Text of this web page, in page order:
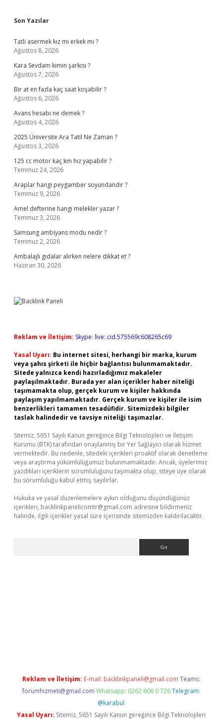
Sidebar
Son Yazılar
Tatli asermek kız mı erkek mi ?
Ağustos 8, 2026
Kara Sevdam kimin şarkısı ?
Ağustos 7, 2026
Bir at en fazla kaç saat koşabilir ?
Ağustos 6, 2026
Avans hesabı ne demek ?
Ağustos 4, 2026
2025 Üniversite Ara Tatil Ne Zaman ?
Ağustos 3, 2026
125 cc motor kaç km hız yapabilir ?
Temmuz 24, 2026
Araplar hangi peygamber soyundandır ?
Temmuz 9, 2026
Amel defterine hangi melekler yazar ?
Temmuz 3, 2026
Samsung ambiyans modu nedir ?
Temmuz 2, 2026
Ambalajlı gıdalar alırken nelere dikkat et ?
Haziran 30, 2026
Reklam ve İletişim: Skype: live:.cid.575569c608265c69
Yasal Uyarı: Bu internet sitesi, herhangi bir marka, kurum
veya şahıs şirketi ile hiçbir bağlantısı bulunmamaktadır.
Sitede yalnızca kendi hazırladığımız makaleler
paylaşılmaktadır. Burada yer alan içerikler haber niteliği
taşımamakta olup, gerçek kurum ve kişiler hakkında
paylaşım yapılmamaktadır. Gerçek kurum ve kişiler ile isim
benzerlikleri tamamen tesadüfidir. Sitemizdeki bilgiler
taslak halindedir ve tavsiye niteliği taşımazlar.
Sitemiz, 5651 Sayılı Kanun gereğince Bilgi Teknolojileri ve İletişim
Kurumu (BTK) tarafından onaylanmış bir Yer Sağlayıcı olarak hizmet
vermektedir. Bu nedenle, sitedeki içerikleri proaktif olarak denetleme
veya araştırma yükümlülüğümüz bulunmamaktadır. Ancak, üyelerimiz
yazdıkları içeriklerin sorumluluğunu taşımakta olup, siteye üye olarak
bu sorumluluğu kabul etmiş sayılırlar.
Hukuka ve yasal düzenlemelere aykırı olduğunu düşündüğünüz
içerikleri, backlinkpanelicomtr@gmail.com adresine bildirmeniz
halinde, ilgili içerikler yasal süre içerisinde sitemizden kaldırılacaktır.
Reklam ve İletişim: E-mail: backlinkpaneli@gmail.com Teams:
forumhizmeti@gmail.com Whatsapp: 0262 606 0 726 Telegram:
@karabul
Yasal Uyarı: Sitemiz, 5651 Sayılı Kanun gereğince Bilgi Teknolojileri